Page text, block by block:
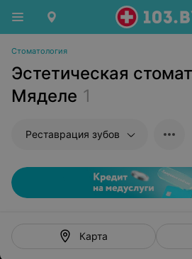
Стоматология
Эстетическая
Мяделе 1
Реставрация зубов
Карта